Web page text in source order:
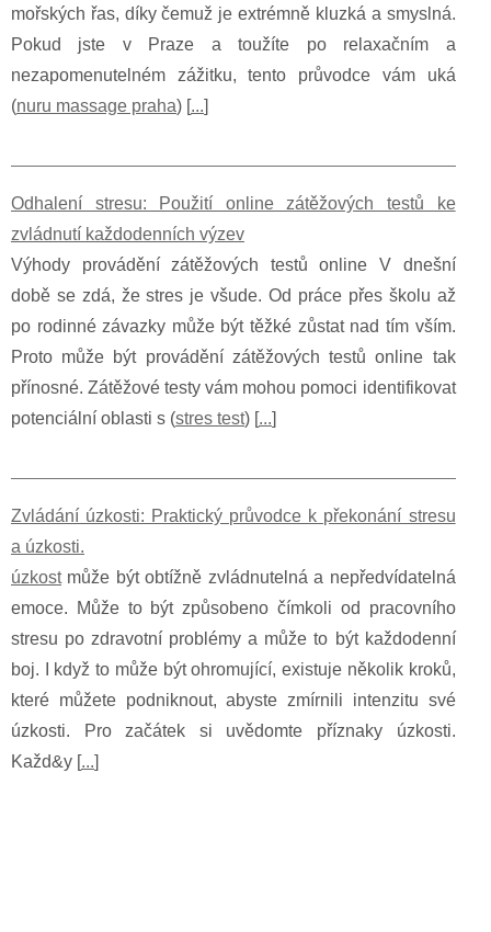
mořských řas, díky čemuž je extrémně kluzká a smyslná.
Pokud jste v Praze a toužíte po relaxačním a
nezapomenutelném zážitku, tento průvodce vám uká
(nuru massage praha) [...]
Odhalení stresu: Použití online zátěžových testů ke
zvládnutí každodenních výzev
Výhody provádění zátěžových testů online V dnešní
době se zdá, že stres je všude. Od práce přes školu až
po rodinné závazky může být těžké zůstat nad tím vším.
Proto může být provádění zátěžových testů online tak
přínosné. Zátěžové testy vám mohou pomoci identifikovat
potenciální oblasti s (stres test) [...]
Zvládání úzkosti: Praktický průvodce k překonání stresu
a úzkosti.
úzkostmůže být obtížně zvládnutelná a nepředvídatelná
emoce. Může to být způsobeno čímkoli od pracovního
stresu po zdravotní problémy a může to být každodenní
boj. I když to může být ohromující, existuje několik kroků,
které můžete podniknout, abyste zmírnili intenzitu své
úzkosti. Pro začátek si uvědomte příznaky úzkosti.
Každ&y [...]